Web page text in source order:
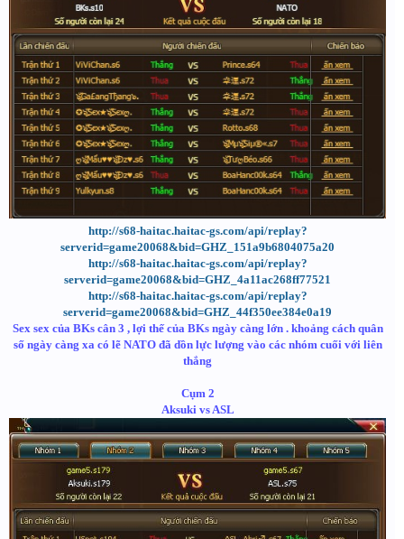
http://s68-haitac.haitac-gs.com/api/replay?
serverid=game20068&bid=GHZ_151a9b6804075a20
http://s68-haitac.haitac-gs.com/api/replay?
serverid=game20068&bid=GHZ_4a11ac268ff77521
http://s68-haitac.haitac-gs.com/api/replay?
serverid=game20068&bid=GHZ_44f350ee384e0a19
Sex sex của BKs cân 3 , lợi thế của BKs ngày càng lớn . khoảng cách quân
số ngày càng xa có lẽ NATO đã dồn lực lượng vào các nhóm cuối với liên
thắng
Cụm 2
Aksuki vs ASL